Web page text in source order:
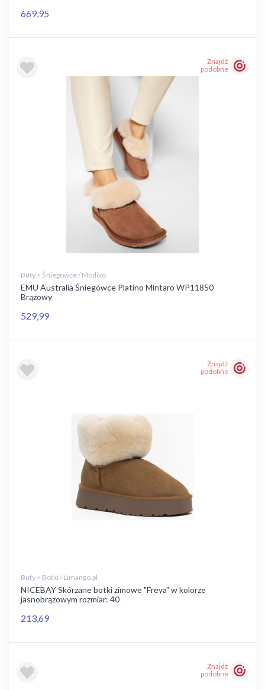
669,95
Znajdź
podobne
Buty > Śniegowce / Modivo
EMU Australia Śniegowce Platino Mintaro WP11850
Brązowy
529,99
Znajdź
podobne
Buty > Botki / Limango.pl
NICEBAY Skórzane botki zimowe "Freya" w kolorze
jasnobrązowym rozmiar: 40
213,69
Znajdź
podobne